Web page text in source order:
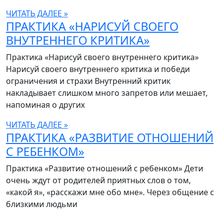
ЧИТАТЬ ДАЛЕЕ »
ПРАКТИКА «НАРИСУЙ СВОЕГО
ВНУТРЕННЕГО КРИТИКА»
Практика «Нарисуй своего внутреннего критика»
Нарисуй своего внутреннего критика и победи
ограничения и страхи Внутренний критик
накладывает слишком много запретов или мешает,
напоминая о других
ЧИТАТЬ ДАЛЕЕ »
ПРАКТИКА «РАЗВИТИЕ ОТНОШЕНИЙ
С РЕБЕНКОМ»
Практика «Развитие отношений с ребенком» Дети
очень ждут от родителей приятных слов о том,
«какой я», «расскажи мне обо мне». Через общение с
близкими людьми